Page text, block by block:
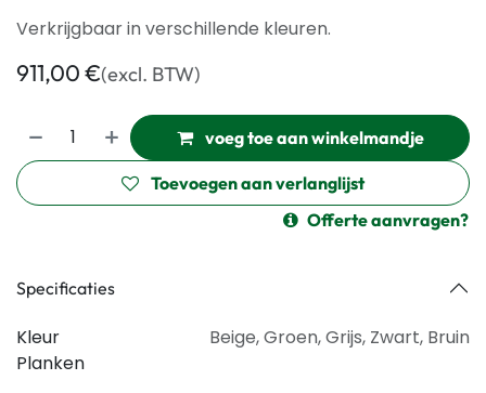
Verkrijgbaar in verschillende kleuren.
911,00€(excl. BTW)
voeg toe aan winkelmandje
Toevoegen aan verlanglijst
Offerte aanvragen?
Specificaties
Kleur
Planken
Beige,Groen,Grijs, Zwart, Bruin